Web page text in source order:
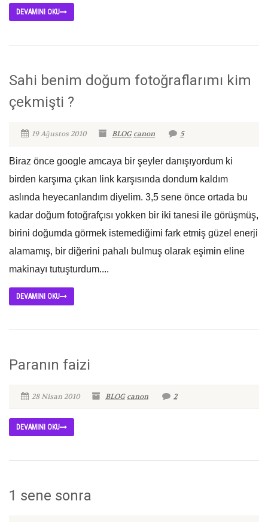
DEVAMINI OKU
Sahi benim doğum fotoğraflarımı kim
çekmişti ?
19 Ağustos 2010 BLOG canon 5
Biraz önce google amcaya bir şeyler danışıyordum ki
birden karşıma çıkan link karşısında dondum kaldım
aslında heyecanlandım diyelim. 3,5 sene önce ortada bu
kadar doğum fotoğrafçısı yokken bir iki tanesi ile görüşmüş,
birini doğumda görmek istemediğimi fark etmiş güzel enerji
alamamış, bir diğerini pahalı bulmuş olarak eşimin eline
makinayı tutuşturdum....
DEVAMINI OKU
Paranın faizi
28 Nisan 2010 BLOG canon 2
DEVAMINI OKU
1 sene sonra